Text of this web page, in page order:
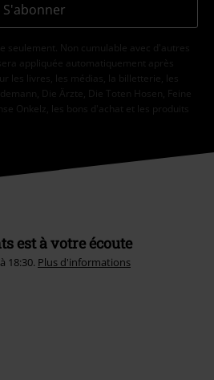
S'abonner
seulement. Non cumulable avec d'autres
appliquée automatiquement après
les livres, les médias, la billetterie, les
Die Ärzte, Die Toten Hosen, Feine
Onkelz, les bons d'achat et les produits
est à votre écoute
18:30. Plus d'informations